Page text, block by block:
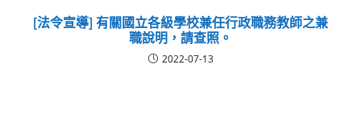
[法令宣導] 有關國立各級學校兼任行政職務教師之兼
職說明，請查照。
2022-07-13